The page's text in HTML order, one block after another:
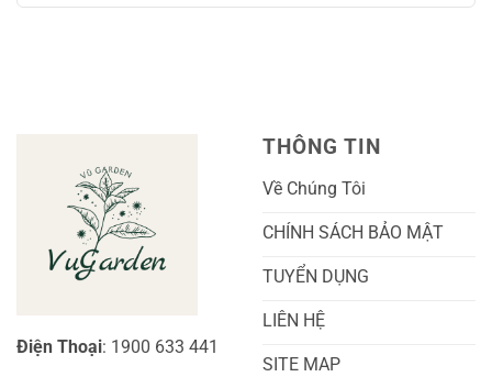
Lan
Cho
Người
Mới
Bắt
Đầu
bình
Chi
Tiết
Và
Toàn
Diện
Điện Thoại: 1900 633 441
THÔNG TIN
Về Chúng Tôi
CHÍNH SÁCH BẢO MẬT
TUYỂN DỤNG
LIÊN HỆ
SITE MAP